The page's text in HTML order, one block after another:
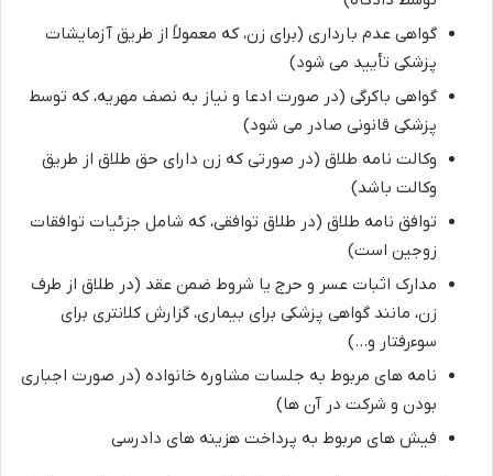
گواهی عدم بارداری (برای زن، که معمولاً از طریق آزمایشات
پزشکی تأیید می شود)
گواهی باکرگی (در صورت ادعا و نیاز به نصف مهریه، که توسط
پزشکی قانونی صادر می شود)
وکالت نامه طلاق (در صورتی که زن دارای حق طلاق از طریق
وکالت باشد)
توافق نامه طلاق (در طلاق توافقی، که شامل جزئیات توافقات
زوجین است)
مدارک اثبات عسر و حرج یا شروط ضمن عقد (در طلاق از طرف
زن، مانند گواهی پزشکی برای بیماری، گزارش کلانتری برای
سوءرفتار و…)
نامه های مربوط به جلسات مشاوره خانواده (در صورت اجباری
بودن و شرکت در آن ها)
فیش های مربوط به پرداخت هزینه های دادرسی